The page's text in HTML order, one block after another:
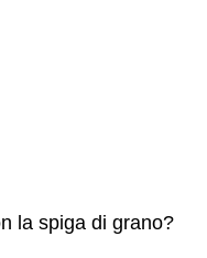
la spiga di grano?